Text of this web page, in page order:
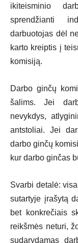
ikiteisminio
sprendžianti
darbuotojas dėl
karto kreiptis į
komisiją.
Darbo ginčų
šalims. Jei
nevykdys,
antstoliai. Jei
darbo ginčų
kur darbo ginčas
Svarbi detalė:
sutartyje įrašytą
bet konkrečiais
reikšmės neturi,
sudarydamas